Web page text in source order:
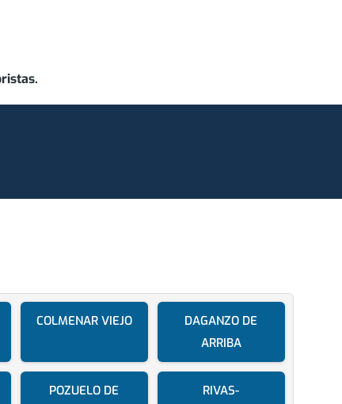
COLMENAR VIEJO
DAGANZO DE
ARRIBA
POZUELO DE
RIVAS-